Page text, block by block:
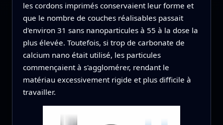
les cordons imprimés conservaient leur forme et
que le nombre de couches réalisables passait
d'environ 31 sans nanoparticules à 55 à la dose la
plus élevée. Toutefois, si trop de carbonate de
calcium nano était utilisé, les particules
commençaient à s'agglomérer, rendant le
matériau excessivement rigide et plus difficile à
travailler.